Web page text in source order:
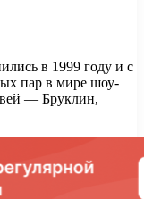
в 1999 году и с
пар в мире шоу-
— Бруклин,